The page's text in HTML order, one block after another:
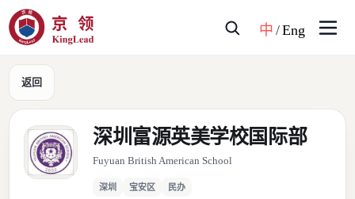
中 /Eng
返回
深圳富源英美学校国际部
Fuyuan British American School
深圳 宝安区 民办